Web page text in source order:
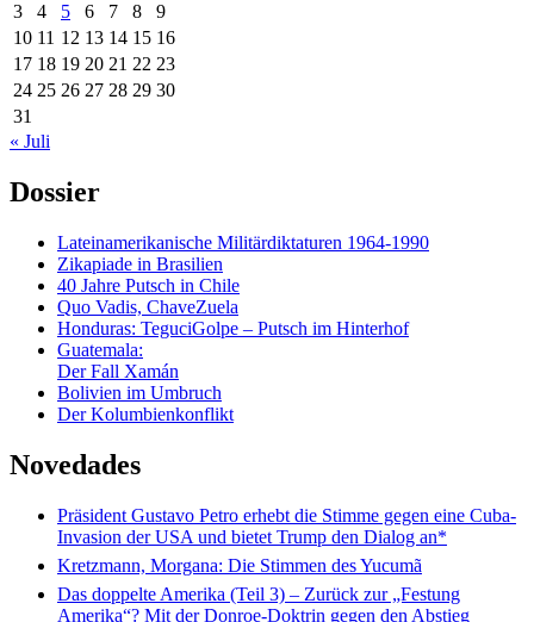
3
4 5 6 7 8
9
10 11 12 13 14 15 16
17 18 19 20 21 22 23
24 25 26 27 28 29 30
31
« Juli
Dossier
Lateinamerikanische Militärdiktaturen 1964-1990
Zikapiade in Brasilien
40 Jahre Putsch in Chile
Quo Vadis, ChaveZuela
Honduras: TeguciGolpe – Putsch im Hinterhof
Guatemala:
Der Fall Xamán
Bolivien im Umbruch
Der Kolumbienkonflikt
Novedades
Präsident Gustavo Petro erhebt die Stimme gegen eine Cuba-
Invasion der USA und bietet Trump den Dialog an*
Kretzmann, Morgana: Die Stimmen des Yucumã
Das doppelte Amerika (Teil 3) – Zurück zur „Festung
Amerika“? Mit der Donroe-Doktrin gegen den Abstieg